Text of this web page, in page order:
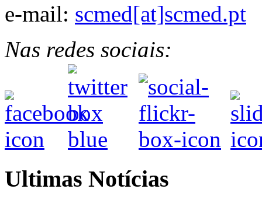
e-mail: scmed[at]scmed.pt
Nas redes sociais:
Ultimas Notícias